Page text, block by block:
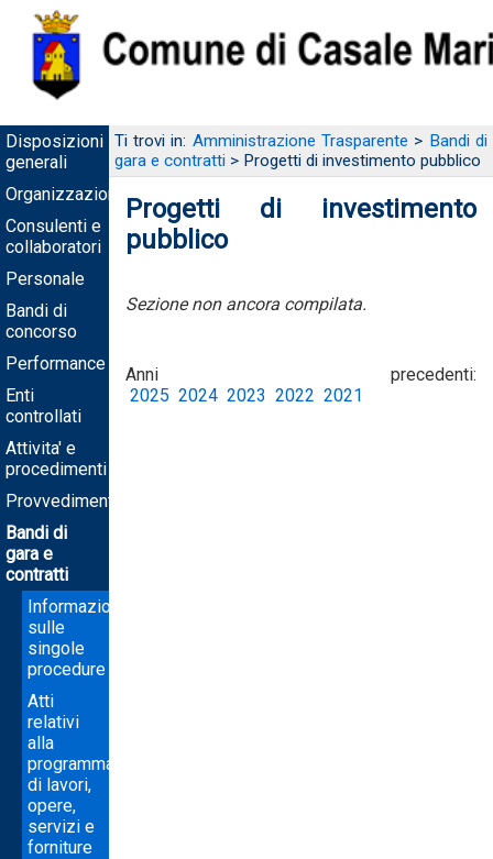
Disposizioni
generali
Organizzazione
Consulenti e
collaboratori
Personale
Bandi di
concorso
Performance
Enti
controllati
Attivita' e
procedimenti
Provvedimenti
Bandi di
gara e
contratti
Informazioni
sulle
singole
procedure
Atti
relativi
alla
programmazione
di lavori,
opere,
servizi e
forniture
Ti trovi in: Amministrazione Trasparente > Bandi di
gara e contratti > Progetti di investimento pubblico
Progetti di investimento
pubblico
Sezione non ancora compilata.
Anni precedenti:
2025 2024 2023 2022 2021